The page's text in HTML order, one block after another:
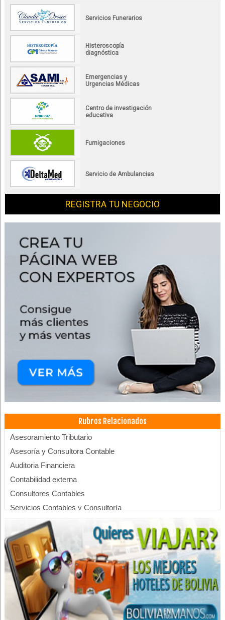
Servicios Funerarios
Histeroscopía
diagnóstica
Emergencias y
Urgencias Médicas
Centro de investigación
educativa
Fumigaciones
Servicio de Ambulancias
REGISTRA TU NEGOCIO
Rubros Relacionados
Asesoramiento Tributario
Asesoría y Consultora Contable
Auditoria Financiera
Contabilidad externa
Consultores Contables
Servicios Contables y Consultoría
Asesoramiento empresarial
Tributación
Administración, Asesores en
Importadoras de Automotores
Universidades
Universidades privadas
Hoteles